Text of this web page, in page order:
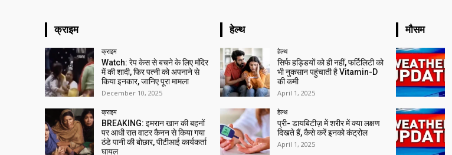
क्राइम
क्राइम
Watch: रेप केस से बचने के लिए मंदिर
में की शादी, फिर पत्नी को अपनाने से
किया इनकार, जानिए पूरा मामला
December 10, 2025
क्राइम
BREAKING: इमरान खान की बहनों
पर आधी रात वाटर कैनन से किया गया
ठंडे पानी की बोछार, पीटीआई कार्यकर्ता
घायल
हेल्थ
हेल्थ
सिर्फ हड्डियों को ही नहीं, फर्टिलिटी को
भी नुकसान पहुंचाती है Vitamin-D
की कमी
April 1, 2025
हेल्थ
प्री- डायबिटीज़ में शरीर में क्या लक्षण
दिखते हैं, कैसे करें इनको कंट्रोल
April 1, 2025
मौसम